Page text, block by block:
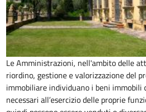
Le Amministrazioni, nell'ambito delle
riordino, gestione e valorizzazione del
immobiliare individuano i beni immobili
necessari all’esercizio delle proprie